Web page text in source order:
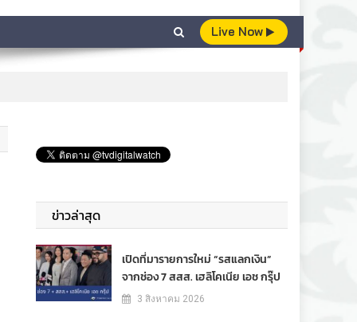
Live Now
ข่าวล่าสุด
เปิดที่มารายการใหม่ “รสแลกเงิน”
จากช่อง 7 สสส. เฮลิโคเนีย เอช กรุ๊ป
3 สิงหาคม 2026